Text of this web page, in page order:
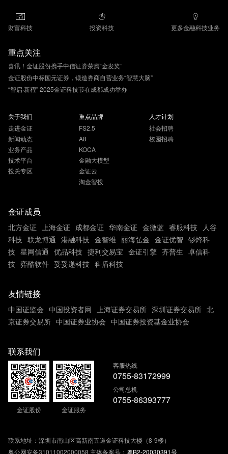
财富科技 投资科技 更多金融科技业务
重点关注
喜讯！金证股份携手中信证券荣膺“金发奖”
金证股份中标国元证券，锻造券商自营业务“智慧大脑”
“智启·新程” 2025金证科技节在成都成功举办
关于我们
走进金证
新闻动态
业务产品
技术平台
投关专区
重点品牌
FS2.5
A8
KOCA
金融大模型
金证云
淘金智投
人才计划
社会招聘
校园招聘
金证成员
北方金证 上海金证 成都金证 华南金证 金微蓝 睿服科技 人谷
科技 联龙博通 港融科技 金智维 丽海弘金 金证优智 钐烽科
技 星网信通 优品科技 捷利交易宝 金证引擎 齐普生 卓信科
技 弈酷软件 妥妥递科技 科盾科技
友情链接
中国证监会 中国投资者网 上海证券交易所 深圳证券交易所 北
京证券交易所 中国证券业协会 中国证券投资基金业协会
联系我们
金证股份 金证服务
客服热线
0755-83172999
公司总机
0755-86393777
联系地址：深圳市南山区高新南五道金证科技大楼（8-9楼）
粤公网安备31011002000058 主体备案号： 粤B2-20030391号